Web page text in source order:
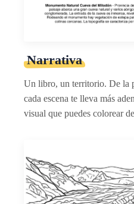
Narrativa
Un libro, un territorio. De la
cada escena te lleva más
visual que puedes colorear